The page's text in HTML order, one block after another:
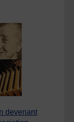
devenant